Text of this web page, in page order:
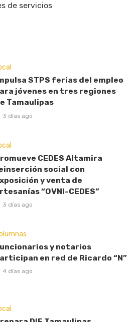
de servicios
STPS ferias del empleo
jóvenes en tres regiones
Tamaulipas
3 días ago
CEDES Altamira
social con
y venta de
“OVNI-CEDES”
3 días ago
y notarios
en red de Ricardo “N”
4 días ago